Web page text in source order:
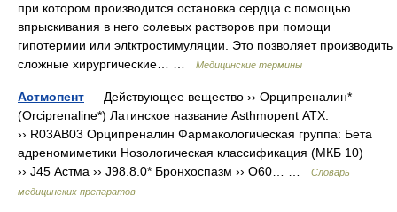
при котором производится остановка сердца с помощью
впрыскивания в него солевых растворов при помощи
гипотермии или элtктростимуляции. Это позволяет производить
сложные хирургические… …
Медицинские термины
Астмопент — Действующее вещество ›› Орципреналин*
(Orciprenaline*) Латинское название Asthmopent АТХ:
›› R03AB03 Орципреналин Фармакологическая группа: Бета
адреномиметики Нозологическая классификация (МКБ 10)
›› J45 Астма ›› J98.8.0* Бронхоспазм ›› O60… …
Словарь
медицинских препаратов